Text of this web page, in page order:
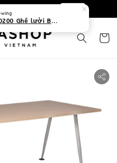
với chúng tôi
Tekkashop HDGD200 Ghế lười Beanbag form truyền thống, chất liệu Olefin canvas kháng nước, màu xanh biển, có thể sử dụng trong nhà và cả ngoài trời, có quai xách